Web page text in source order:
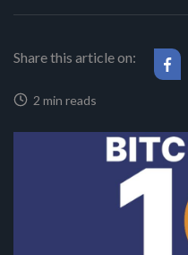
Share this article on:
2 min reads